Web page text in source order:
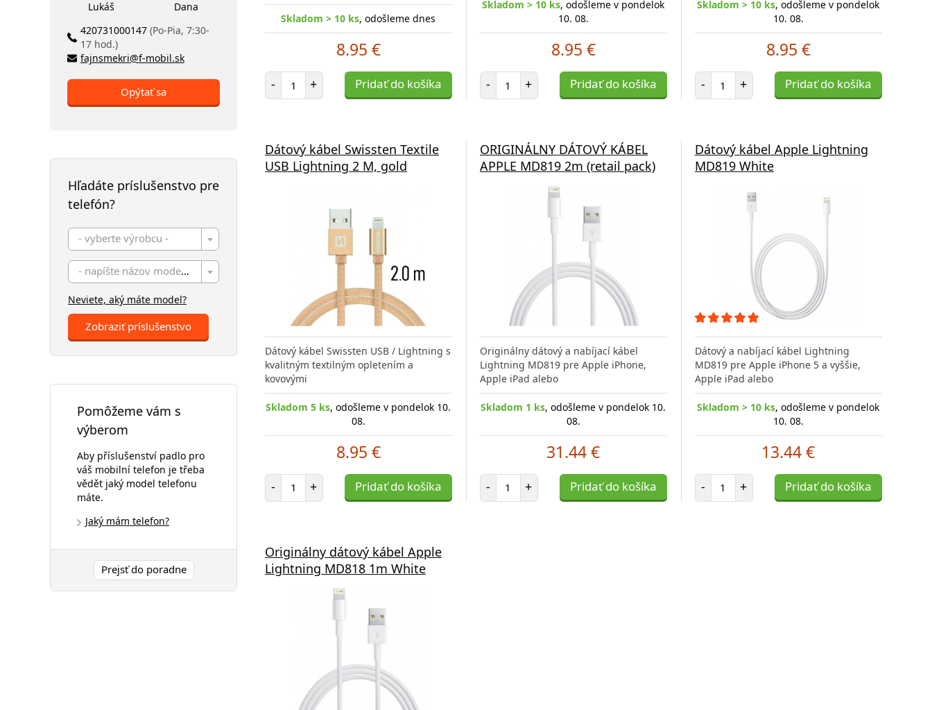
Lukáš
Dana
420731000147 (Po-Pia, 7:30-
17 hod.)
fajnsmekri@f-mobil.sk
Opýtať sa
Hľadáte príslušenstvo pre
telefón?
- vyberte výrobcu -
- napíšte názov modelu -
Neviete, aký máte model?
Zobraziť príslušenstvo
Pomôžeme vám s
výberom
Aby příslušenství padlo pro
váš mobilní telefon je třeba
vědět jaký model telefonu
máte.
Jaký mám telefon?
Prejsť do poradne
Skladom > 10 ks, odošleme dnes
8.95 €
- Počet položiek
+ Pridať do košíka
Skladom > 10 ks, odošleme v pondelok
10. 08.
8.95 €
- Počet položiek
+ Pridať do košíka
Skladom > 10 ks, odošleme v pondelok
10. 08.
8.95 €
- Počet položiek
+ Pridať do košíka
Dátový kábel Swissten Textile
USB Lightning 2 M, gold
Dátový kábel Swissten USB / Lightning s
kvalitným textilným opletením a
kovovými
Skladom 5 ks, odošleme v pondelok 10.
08.
8.95 €
- Počet položiek
+ Pridať do košíka
ORIGINÁLNY DÁTOVÝ KÁBEL
APPLE MD819 2m (retail pack)
Originálny dátový a nabíjací kábel
Lightning MD819 pre Apple iPhone,
Apple iPad alebo
Skladom 1 ks, odošleme v pondelok 10.
08.
31.44 €
- Počet položiek
+ Pridať do košíka
Dátový kábel Apple Lightning
MD819 White
Dátový a nabíjací kábel Lightning
MD819 pre Apple iPhone 5 a vyššie,
Apple iPad alebo
Skladom > 10 ks, odošleme v pondelok
10. 08.
13.44 €
- Počet položiek
+ Pridať do košíka
Originálny dátový kábel Apple
Lightning MD818 1m White